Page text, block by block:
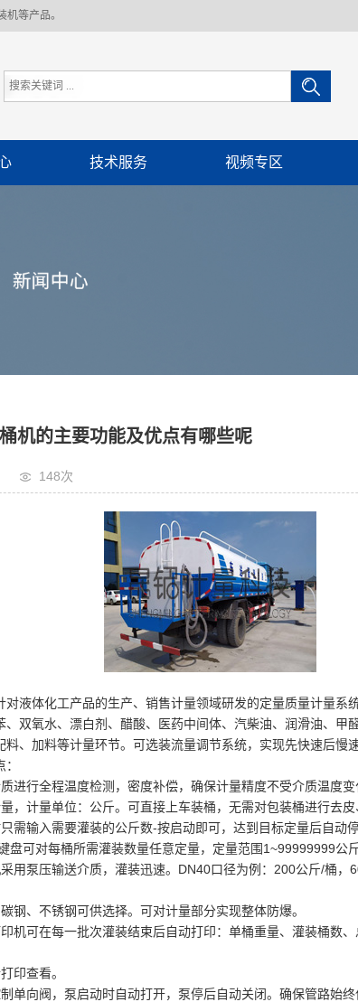
等产品。
技术服务 视频专区
机的主要功能及优点有哪些呢
148次
对液体化工产品的生产、销售计量领域研发的定量质量计量系
双氧水、漂白剂、醋酸、医药中间体、汽柴油、润滑油、甲
料、加料等计量环节。可选装流量调节系统，实现先快速后慢
进行全程温度检测，密度补偿，确保计量精度不受介质温度变
，计量单位：公斤。可直接上车装桶，无需对包装桶进行去皮
需输入需要灌装的公斤数-按启动即可，达到目标定量后自动
盘可对每桶所需灌装数量任意定量，定量范围1~99999999公斤
用泵压输送介质，灌装迅速。DN40口径为例：200公斤/桶，
钢、不锈钢可供选择。可对计量部分实现整体防爆。
机可在每一批次灌装结束后自动打印：单桶重量、灌装桶数
印查看。
单向阀，泵启动时自动打开，泵停后自动关闭。确保管路始终